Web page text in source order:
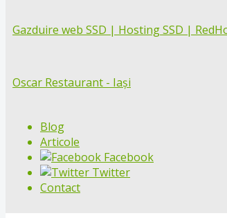
Gazduire web SSD | Hosting SSD |
Oscar Restaurant - Iași
Blog
Articole
Facebook
Twitter
Contact